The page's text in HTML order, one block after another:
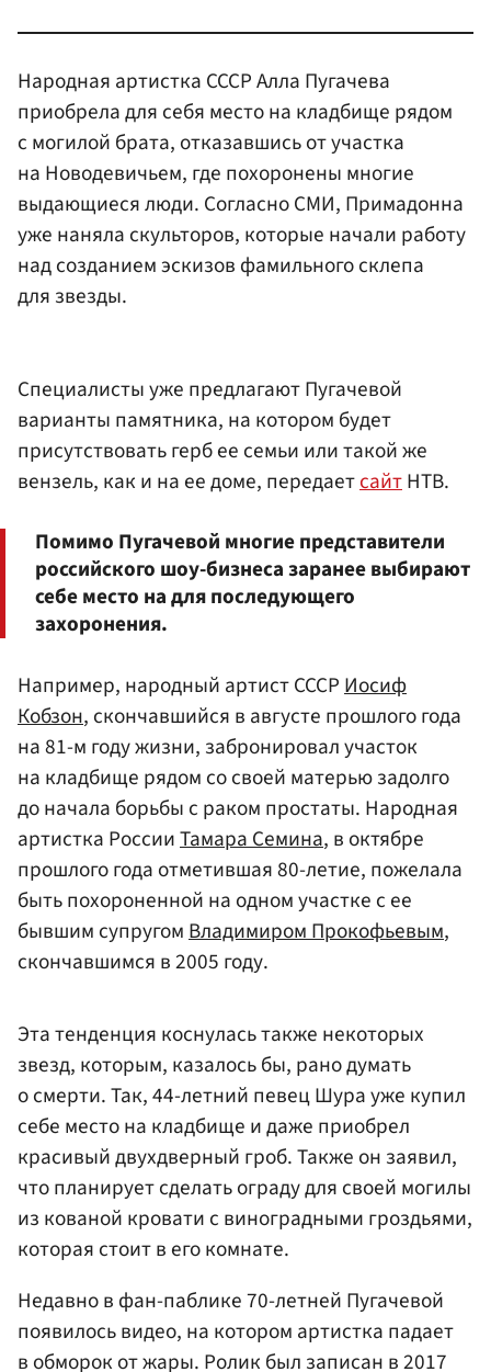
Народная артистка СССР Алла Пугачева
приобрела для себя место на кладбище рядом
с могилой брата, отказавшись от участка
на Новодевичьем, где похоронены многие
выдающиеся люди. Согласно СМИ, Примадонна
уже наняла скульторов, которые начали работу
над созданием эскизов фамильного склепа
для звезды.
Специалисты уже предлагают Пугачевой
варианты памятника, на котором будет
присутствовать герб ее семьи или такой же
вензель, как и на ее доме, передаетсайтНТВ.
Помимо Пугачевой многие представители
российского шоу-бизнеса заранее выбирают
себе место на для последующего
захоронения.
Например, народный артист СССРИосиф
Кобзон, скончавшийся в августе прошлого года
на 81-м году жизни, забронировал участок
на кладбище рядом со своей матерью задолго
до начала борьбы с раком простаты. Народная
артистка РоссииТамара Семина, в октябре
прошлого года отметившая 80-летие, пожелала
быть похороненной на одном участке с ее
бывшим супругомВладимиром Прокофьевым,
скончавшимся в 2005 году.
Эта тенденция коснулась также некоторых
звезд, которым, казалось бы, рано думать
о смерти. Так, 44-летний певец Шура уже купил
себе место на кладбище и даже приобрел
красивый двухдверный гроб. Также он заявил,
что планирует сделать ограду для своей могилы
из кованой кровати с виноградными гроздьями,
которая стоит в его комнате.
Недавно в фан-паблике 70-летней Пугачевой
появилось видео, на котором артистка падает
в обморок от жары. Ролик был записан в 2017